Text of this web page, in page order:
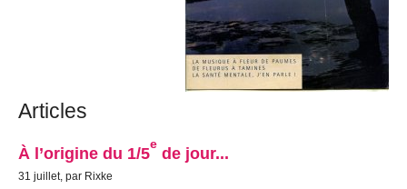
Articles
À l’origine du 1/5e de jour...
31 juillet, par Rixke